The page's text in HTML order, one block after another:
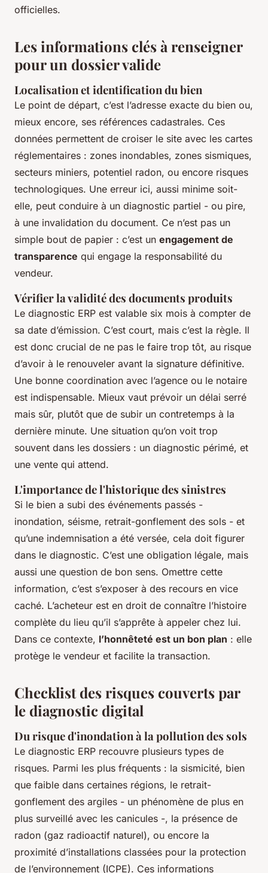
officielles.
Les informations clés à renseigner
pour un dossier valide
Localisation et identification du bien
Le point de départ, c’est l’adresse exacte du bien ou,
mieux encore, ses références cadastrales. Ces
données permettent de croiser le site avec les cartes
réglementaires : zones inondables, zones sismiques,
secteurs miniers, potentiel radon, ou encore risques
technologiques. Une erreur ici, aussi minime soit-
elle, peut conduire à un diagnostic partiel - ou pire,
à une invalidation du document. Ce n’est pas un
simple bout de papier : c’est un engagement de
transparence qui engage la responsabilité du
vendeur.
Vérifier la validité des documents produits
Le diagnostic ERP est valable six mois à compter de
sa date d’émission. C’est court, mais c’est la règle. Il
est donc crucial de ne pas le faire trop tôt, au risque
d’avoir à le renouveler avant la signature définitive.
Une bonne coordination avec l’agence ou le notaire
est indispensable. Mieux vaut prévoir un délai serré
mais sûr, plutôt que de subir un contretemps à la
dernière minute. Une situation qu’on voit trop
souvent dans les dossiers : un diagnostic périmé, et
une vente qui attend.
L'importance de l'historique des sinistres
Si le bien a subi des événements passés -
inondation, séisme, retrait-gonflement des sols - et
qu’une indemnisation a été versée, cela doit figurer
dans le diagnostic. C’est une obligation légale, mais
aussi une question de bon sens. Omettre cette
information, c’est s’exposer à des recours en vice
caché. L’acheteur est en droit de connaître l’histoire
complète du lieu qu’il s’apprête à appeler chez lui.
Dans ce contexte, l’honnêteté est un bon plan : elle
protège le vendeur et facilite la transaction.
Checklist des risques couverts par
le diagnostic digital
Du risque d'inondation à la pollution des sols
Le diagnostic ERP recouvre plusieurs types de
risques. Parmi les plus fréquents : la sismicité, bien
que faible dans certaines régions, le retrait-
gonflement des argiles - un phénomène de plus en
plus surveillé avec les canicules -, la présence de
radon (gaz radioactif naturel), ou encore la
proximité d’installations classées pour la protection
de l’environnement (ICPE). Ces informations